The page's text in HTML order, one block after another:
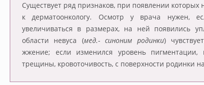
Существует ряд признаков, при появлении которых
к дерматоонкологу. Осмотр у врача нужен,
увеличиваться в размерах, на ней появились
области невуса (мед.- синоним родинки)
жжение; если изменился уровень пигментации,
трещины, кровоточивость, с поверхности родинки